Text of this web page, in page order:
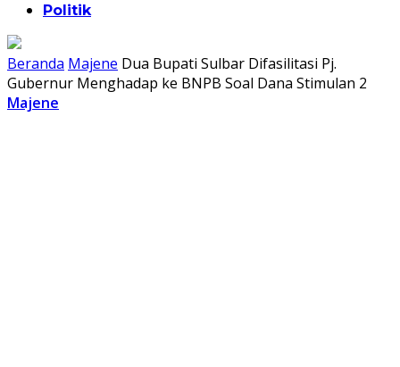
Politik
Beranda Majene Dua Bupati Sulbar Difasilitasi Pj.
Gubernur Menghadap ke BNPB Soal Dana Stimulan 2
Majene